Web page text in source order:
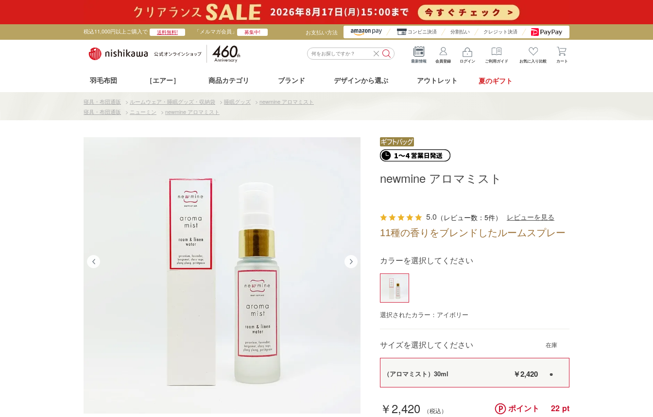
税込11,000円以上ご購入で 送料無料! 「メルマガ会員」 募集中! お支払い方法 コンビニ決済 分割払い クレジット決済
最新情報 会員登録 ログイン ご利用ガイド お気に入り比較 カート
羽毛布団 ［エアー］ 商品カテゴリ ブランド デザインから選ぶ アウトレット 夏のギフト
寝具・布団通販 > ルームウェア・睡眠グッズ・収納袋 > 睡眠グッズ > newmine アロマミスト
寝具・布団通販
> ニューミン > newmine アロマミスト
11種の香りをブレンドしたルームスプレー
newmine アロマミスト
5.0 （レビュー数：5件） レビューを見る
￥2,420 ポイント 22
カラーを選択してください
選択されたカラー：アイボリー
サイズを選択してください
（アロマミスト）30ml ￥2,420 ○